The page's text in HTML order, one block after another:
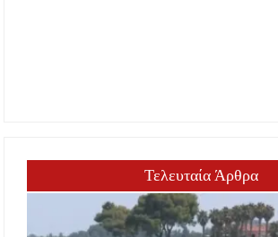
Τελευταία Άρθρα